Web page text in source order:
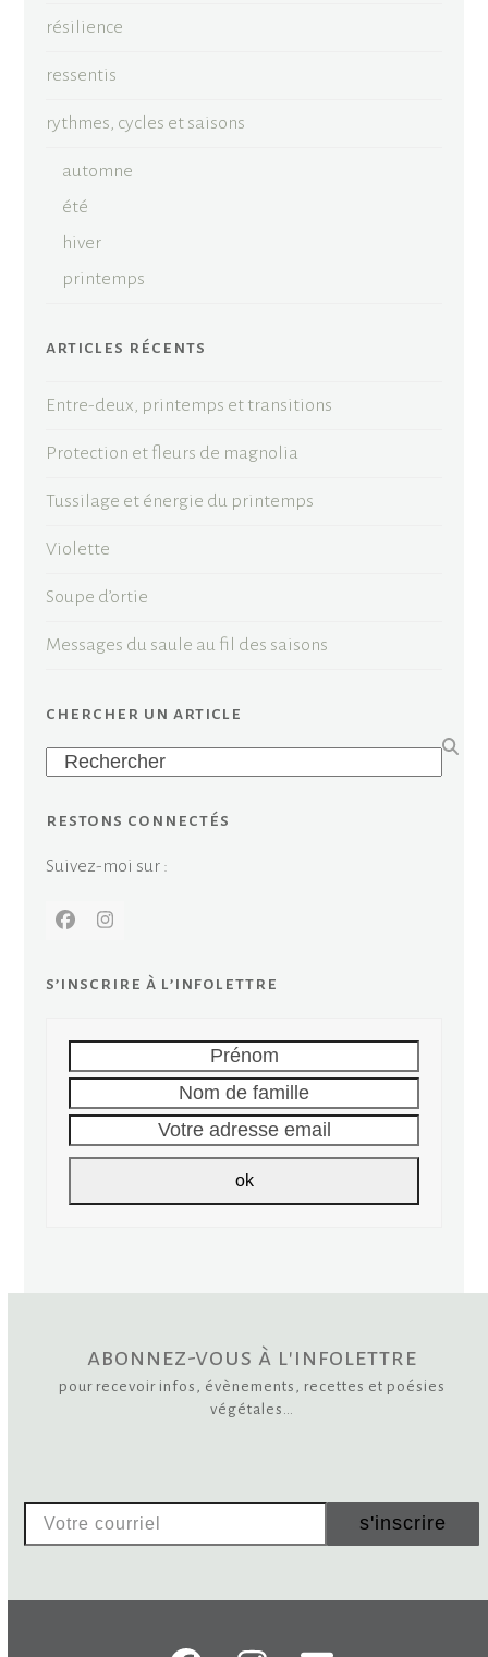
résilience
ressentis
rythmes, cycles et saisons
automne
été
hiver
printemps
articles récents
Entre-deux, printemps et transitions
Protection et fleurs de magnolia
Tussilage et énergie du printemps
Violette
Soupe d’ortie
Messages du saule au fil des saisons
chercher un article
Search
restons connectés
Suivez-moi sur :
FacebookInstagram
s’inscrire à l’infolettre
de
adresse
ok
abonnez-vous à l'infolettre
pour recevoir infos, évènements, recettes et poésies
végétales…
Votre
s'inscrire